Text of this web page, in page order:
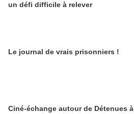
un défi difficile à relever
Le journal de vrais prisonniers !
Ciné-échange autour de Détenues à